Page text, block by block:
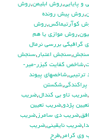
و پايايي,روش ابليمن,روش
,روش پيش رونده
كوآرتيماكس,روش
,روش موازي يا هم
گرافيكي بررسي نرمال
,سنجش اعتبار ,سنجش
,شاخص كفايت كيزر-مير-
ترتيبي,شاخصهاي پيوند
,شكستن
,ضريب تاو بي كندال,ضريب
پژدو,ضريب تعيين
,ضريب دي سامرز ,ضريب
,ضريب نايقيني,ضريب
وي كرامر ,طرح